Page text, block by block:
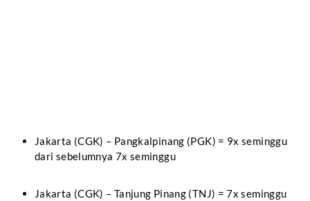
Jakarta (CGK) – Pangkalpinang (PGK) = 9x seminggu
dari sebelumnya 7x seminggu
Jakarta (CGK) – Tanjung Pinang (TNJ) = 7x seminggu